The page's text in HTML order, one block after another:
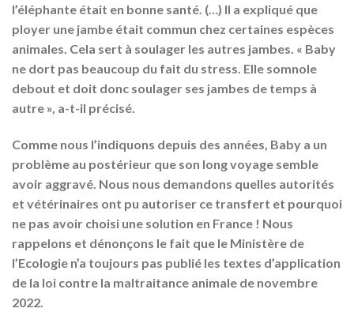
l’éléphante était en bonne santé. (…) Il a expliqué que
ployer une jambe était commun chez certaines espèces
animales. Cela sert à soulager les autres jambes. « Baby
ne dort pas beaucoup du fait du stress. Elle somnole
debout et doit donc soulager ses jambes de temps à
autre », a-t-il précisé.
Comme nous l’indiquons depuis des années, Baby a un
problème au postérieur que son long voyage semble
avoir aggravé. Nous nous demandons quelles autorités
et vétérinaires ont pu autoriser ce transfert et pourquoi
ne pas avoir choisi une solution en France ! Nous
rappelons et dénonçons le fait que le Ministère de
l’Ecologie n’a toujours pas publié les textes d’application
de la loi contre la maltraitance animale de novembre
2022.